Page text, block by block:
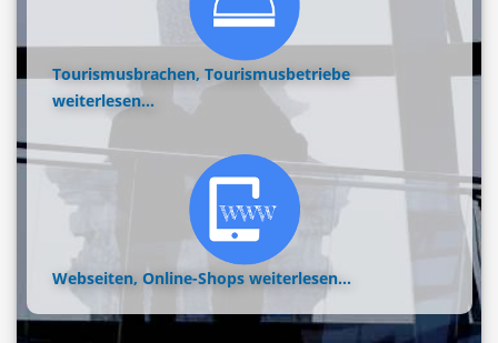
Tourismusbrachen, Tourismusbetriebe
weiterlesen...
Webseiten, Online-Shops weiterlesen...